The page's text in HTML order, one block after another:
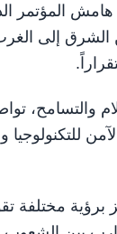
الشرق إلى
والتسامح،
الآمن
برؤية مختلفة